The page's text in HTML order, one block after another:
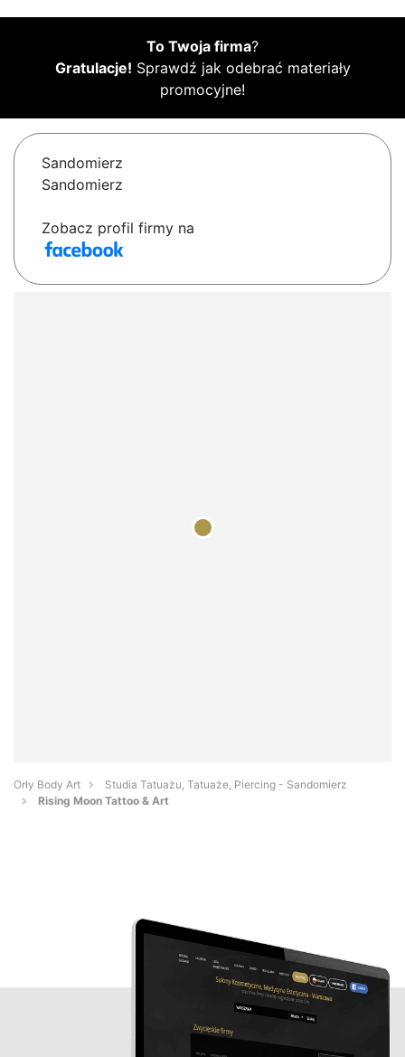
To Twoja firma?
Gratulacje! Sprawdź jak odebrać materiały
promocyjne!
Sandomierz
Sandomierz
Zobacz profil firmy na
Orły Body Art
Studia Tatuażu, Tatuaże, Piercing - Sandomierz
Rising Moon Tattoo & Art